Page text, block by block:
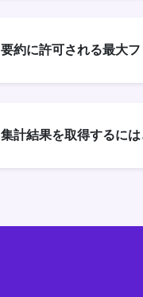
要約に許可される最大
集計結果を取得するに